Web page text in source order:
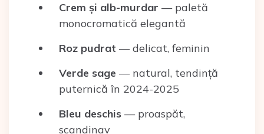
Crem și alb-murdar — paletă
monocromatică elegantă
Roz pudrat — delicat, feminin
Verde sage — natural, tendință
puternică în 2024-2025
Bleu deschis — proaspăt,
scandinav